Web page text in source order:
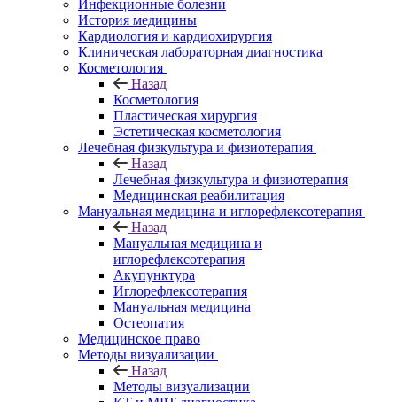
Инфекционные болезни
История медицины
Кардиология и кардиохирургия
Клиническая лабораторная диагностика
Косметология
Назад
Косметология
Пластическая хирургия
Эстетическая косметология
Лечебная физкультура и физиотерапия
Назад
Лечебная физкультура и физиотерапия
Медицинская реабилитация
Мануальная медицина и иглорефлексотерапия
Назад
Мануальная медицина и
иглорефлексотерапия
Акупунктура
Иглорефлексотерапия
Мануальная медицина
Остеопатия
Медицинское право
Методы визуализации
Назад
Методы визуализации